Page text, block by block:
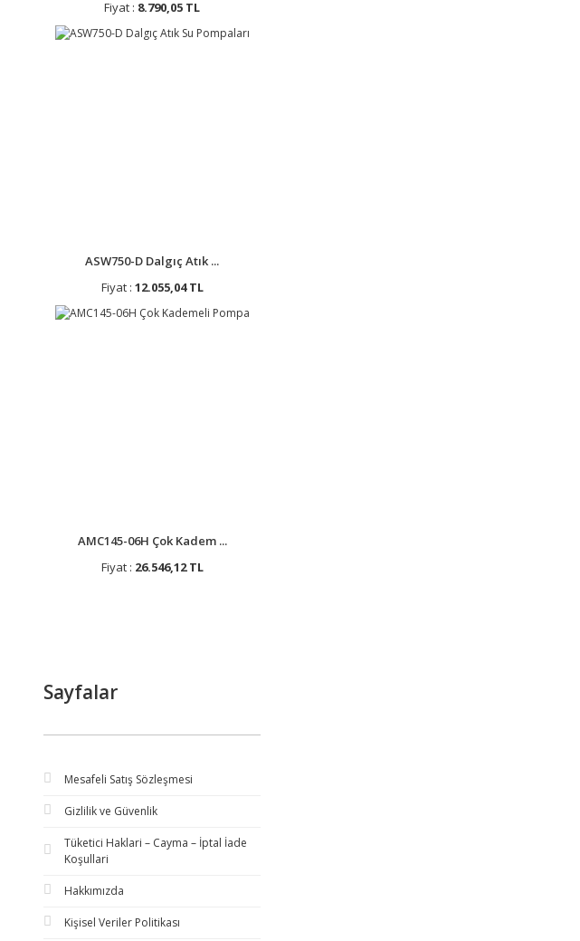
Fiyat : 8.790,05 TL
ASW750-D Dalgıç Atık ...
Fiyat : 12.055,04 TL
AMC145-06H Çok Kadem ...
Fiyat : 26.546,12 TL
Sayfalar
Mesafeli Satış Sözleşmesi
Gizlilik ve Güvenlik
Tüketici Haklari – Cayma – İptal İade
Koşullari
Hakkımızda
Kişisel Veriler Politikası